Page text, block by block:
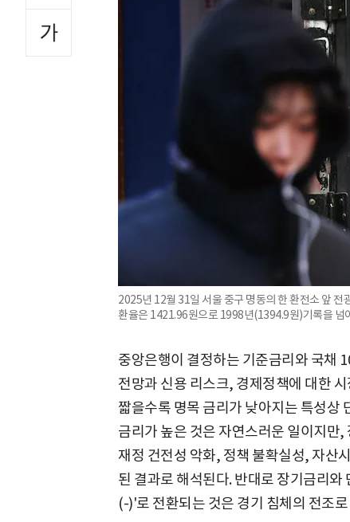
2025년 12월 31일 서울 중구 명동의 한 환전소 앞
환율은 1421.96원으로 1998년(1394.9원)기록을 넘
중앙은행이 결정하는 기준금리와 국채
전망과 신용 리스크, 경제정책에 대한
짧을수록 명목 금리가 낮아지는 특성상
금리가 높은 것은 자연스러운 일이지만
재정 건전성 악화, 정책 불확실성, 자산
된 결과로 해석된다. 반대로 장기금리
(-)'로 전환되는 것은 경기 침체의 전조